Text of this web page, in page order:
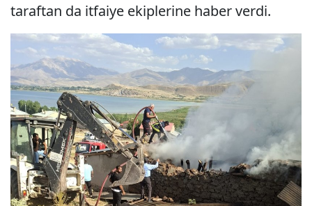
taraftan da itfaiye ekiplerine haber verdi.